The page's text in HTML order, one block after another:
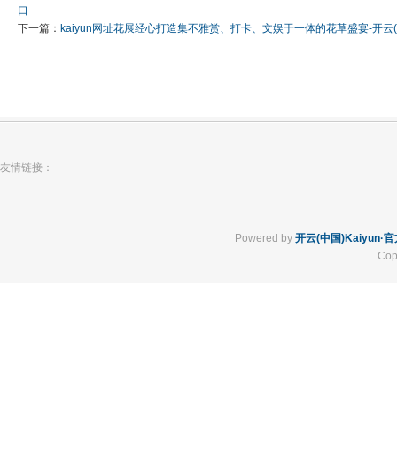
口
下一篇： kaiyun网址花展经心打造集不雅赏、打卡、文娱于一体的花草盛宴-开
友情链接：
Powered by 开云(中国)Kaiyun·